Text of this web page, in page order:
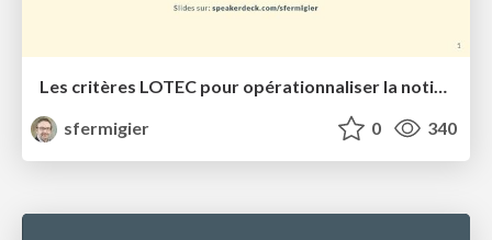
Les critères LOTEC pour opérationnaliser la notion de souveraineté numérique
sfermigier
0 340